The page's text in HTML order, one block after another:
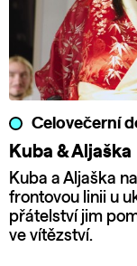
Celovečerní
Kuba & Aljaška
Kuba a Aljaška
frontovou linii u
přátelství jim
ve vítězství.